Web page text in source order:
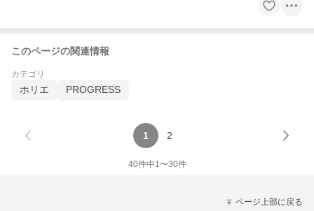
このページの関連情報
カテゴリ
ホリエ PROGRESS
1 2
40件中1〜30件
ページ上部に戻る